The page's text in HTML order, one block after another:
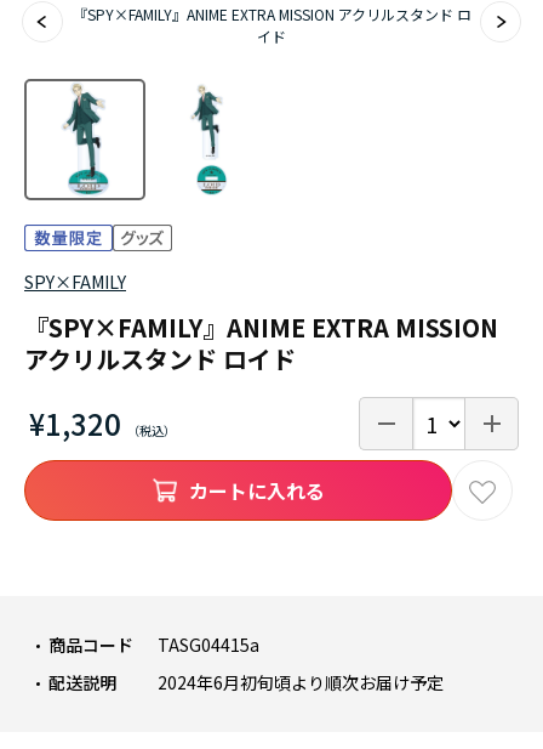
『ふつつかな悪女ではございますが ～雛宮蝶鼠と
『SPY×FAMILY』ANIME EXTRA MISSION アクリルスタンド ロ
イド
SPY×FAMILY
『SPY×FAMILY』ANIME EXTRA MISSION
アクリルスタンド ロイド
¥1,320
商品コード
TASG04415a
配送説明
2024年6月初旬頃より順次お届け予定
カートに入れる